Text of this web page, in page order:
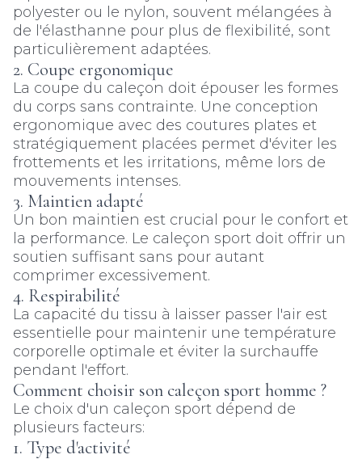
polyester ou le nylon, souvent mélangées à
de l'élasthanne pour plus de flexibilité, sont
particulièrement adaptées.
2. Coupe ergonomique
La coupe du caleçon doit épouser les formes
du corps sans contrainte. Une conception
ergonomique avec des coutures plates et
stratégiquement placées permet d'éviter les
frottements et les irritations, même lors de
mouvements intenses.
3. Maintien adapté
Un bon maintien est crucial pour le confort et
la performance. Le caleçon sport doit offrir un
soutien suffisant sans pour autant
comprimer excessivement.
4. Respirabilité
La capacité du tissu à laisser passer l'air est
essentielle pour maintenir une température
corporelle optimale et éviter la surchauffe
pendant l'effort.
Comment choisir son caleçon sport homme ?
Le choix d'un caleçon sport dépend de
plusieurs facteurs:
1. Type d'activité